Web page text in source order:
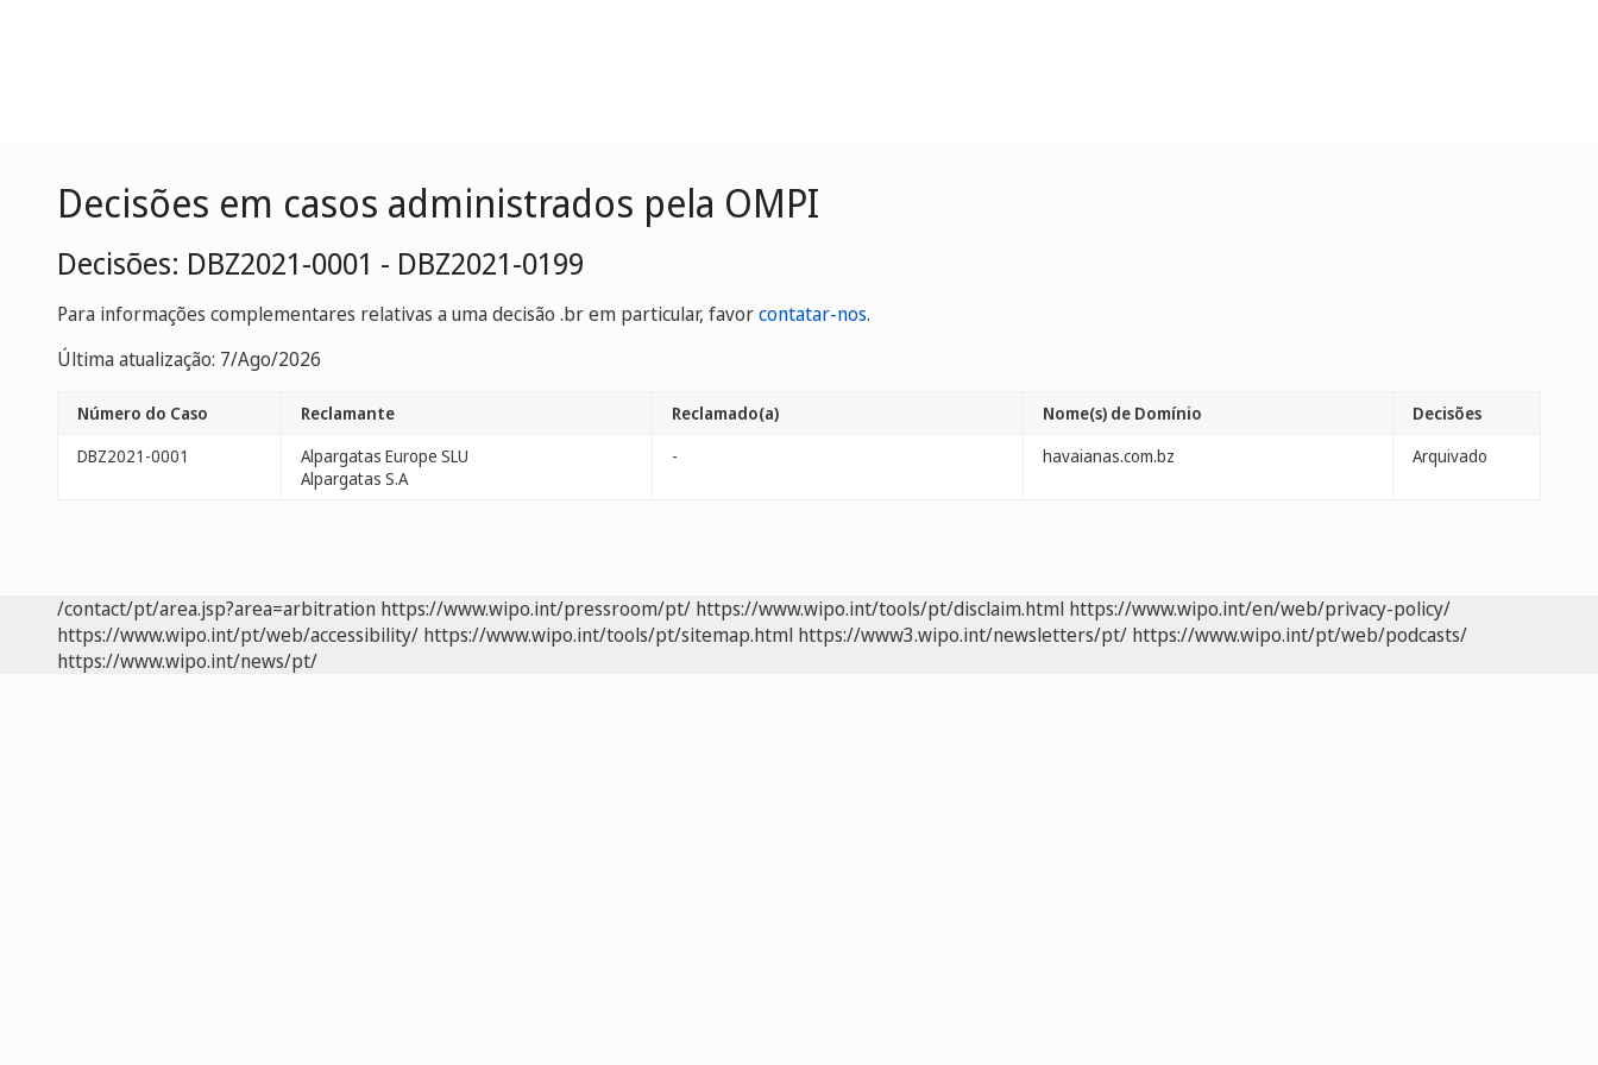
Decisões em casos administrados pela OMPI
Decisões: DBZ2021-0001 - DBZ2021-0199
Para informações complementares relativas a uma decisão .br em particular, favorcontatar-nos.
Última atualização: 7/Ago/2026
Número do Caso Reclamante Reclamado(a) Nome(s) de Domínio
Decisões
DBZ2021-0001
Alpargatas Europe SLU
Alpargatas S.A
- havaianas.com.bz Arquivado
/contact/pt/area.jsp?area=arbitration https://www.wipo.int/pressroom/pt/ https://www.wipo.int/tools/pt/disclaim.html https://www.wipo.int/en/web/privacy-policy/
https://www.wipo.int/pt/web/accessibility/ https://www.wipo.int/tools/pt/sitemap.html https://www3.wipo.int/newsletters/pt/ https://www.wipo.int/pt/web/podcasts/
https://www.wipo.int/news/pt/